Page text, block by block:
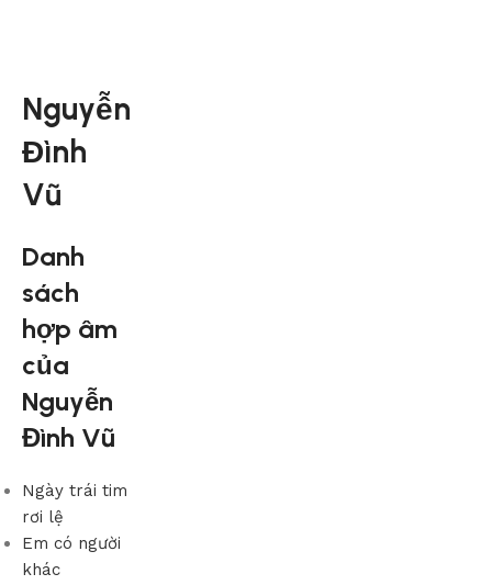
Nguyễn
Đình
Vũ
Danh
sách
hợp âm
của
Nguyễn
Đình Vũ
Ngày trái tim
rơi lệ
Em có người
khác